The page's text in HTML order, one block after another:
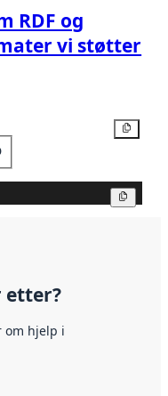
RDF og
vi støtter
etter?
om hjelp i